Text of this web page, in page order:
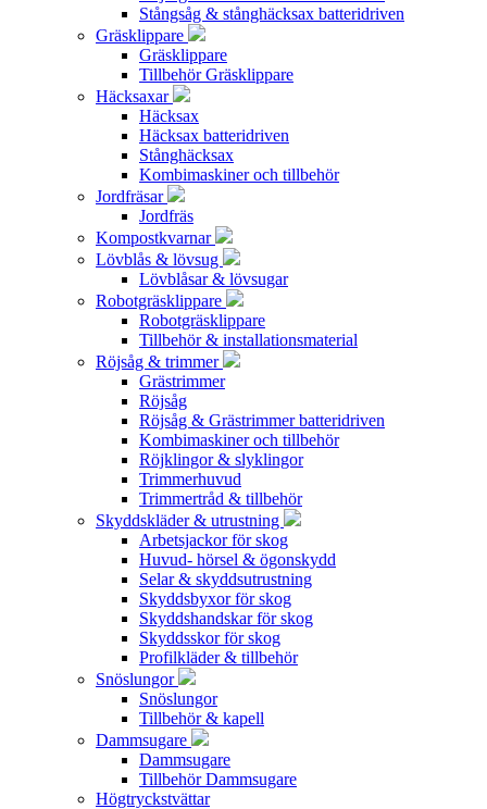
Stångsåg & stånghäcksax batteridriven
Gräsklippare
Gräsklippare
Tillbehör Gräsklippare
Häcksaxar
Häcksax
Häcksax batteridriven
Stånghäcksax
Kombimaskiner och tillbehör
Jordfräsar
Jordfräs
Kompostkvarnar
Lövblås & lövsug
Lövblåsar & lövsugar
Robotgräsklippare
Robotgräsklippare
Tillbehör & installationsmaterial
Röjsåg & trimmer
Grästrimmer
Röjsåg
Röjsåg & Grästrimmer batteridriven
Kombimaskiner och tillbehör
Röjklingor & slyklingor
Trimmerhuvud
Trimmertråd & tillbehör
Skyddskläder & utrustning
Arbetsjackor för skog
Huvud- hörsel & ögonskydd
Selar & skyddsutrustning
Skyddsbyxor för skog
Skyddshandskar för skog
Skyddsskor för skog
Profilkläder & tillbehör
Snöslungor
Snöslungor
Tillbehör & kapell
Dammsugare
Dammsugare
Tillbehör Dammsugare
Högtryckstvättar